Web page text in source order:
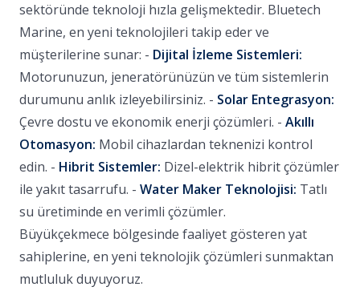
sektöründe teknoloji hızla gelişmektedir. Bluetech
Marine, en yeni teknolojileri takip eder ve
müşterilerine sunar: - Dijital İzleme Sistemleri:
Motorunuzun, jeneratörünüzün ve tüm sistemlerin
durumunu anlık izleyebilirsiniz. - Solar Entegrasyon:
Çevre dostu ve ekonomik enerji çözümleri. - Akıllı
Otomasyon: Mobil cihazlardan teknenizi kontrol
edin. - Hibrit Sistemler: Dizel-elektrik hibrit çözümler
ile yakıt tasarrufu. - Water Maker Teknolojisi: Tatlı
su üretiminde en verimli çözümler.
Büyükçekmece bölgesinde faaliyet gösteren yat
sahiplerine, en yeni teknolojik çözümleri sunmaktan
mutluluk duyuyoruz.